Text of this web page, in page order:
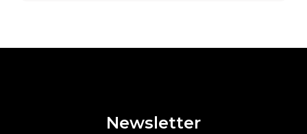
Newsletter